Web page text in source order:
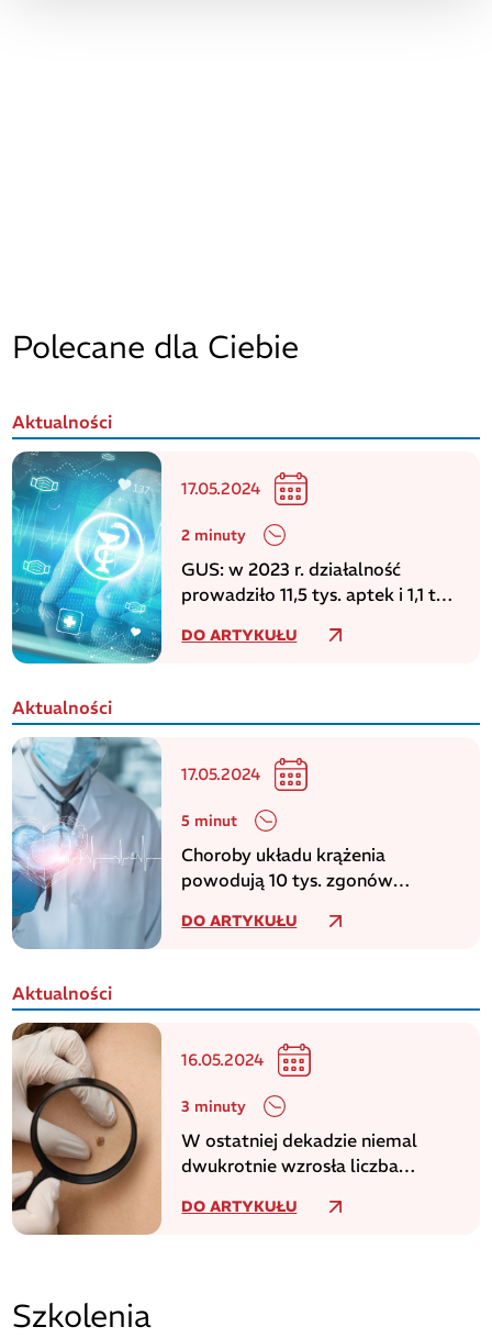
Polecane dla Ciebie
Aktualności
17.05.2024
2 minuty
GUS: w 2023 r. działalność
prowadziło 11,5 tys. aptek i 1,1 tys.
DO ARTYKUŁU
Aktualności
17.05.2024
5 minut
Choroby układu krążenia
powodują 10 tys. zgonów
WHO
DO ARTYKUŁU
Aktualności
16.05.2024
3 minuty
W ostatniej dekadzie niemal
dwukrotnie wzrosła liczba
DO ARTYKUŁU
Szkolenia